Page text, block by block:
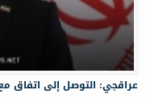
عراقجي: التوصل إلى اتفاق